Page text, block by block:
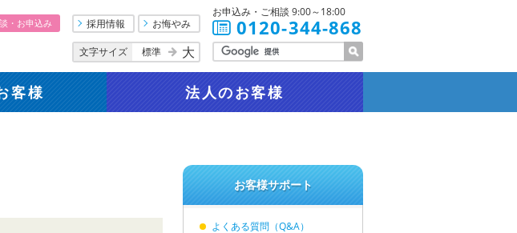
・お申込み 採用情報 お悔やみ
文字サイズ 標準 大
お申込み・ご相談 9:00～18:00
0120-344-868
客様 法人のお客様
お客様サポート
よくある質問（Q&A）